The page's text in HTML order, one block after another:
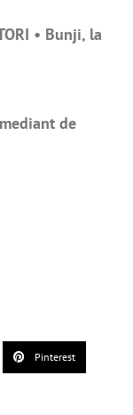
• Bunji, la
de
Pinterest